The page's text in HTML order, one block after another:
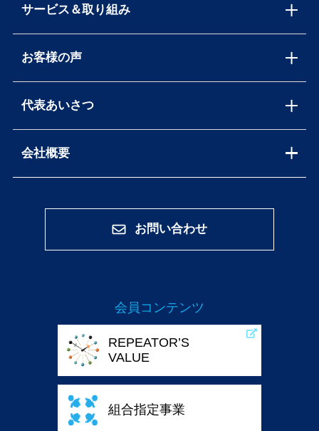
サービス＆取り組み
お客様の声
代表あいさつ
会社概要
お問い合わせ
会員コンテンツ
REPEATOR’S
VALUE
組合指定事業